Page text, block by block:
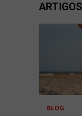
BLOG